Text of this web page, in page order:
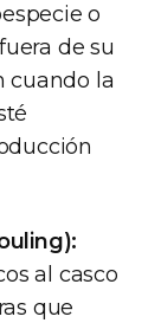
o
de su
cuando la
al casco
que